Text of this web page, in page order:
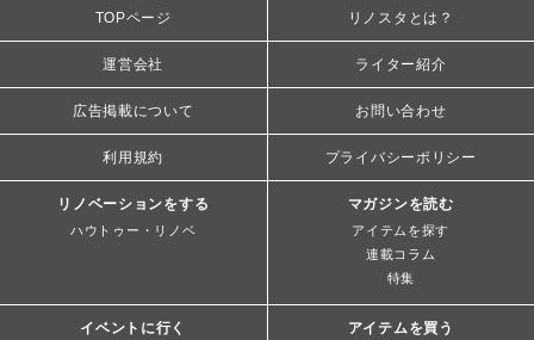
TOPページ リノスタとは？
運営会社 ライター紹介
広告掲載について お問い合わせ
利用規約 プライバシーポリシー
リノベーションをする
ハウトゥー・リノベ
マガジンを読む
アイテムを探す
連載コラム
特集
イベントに行く アイテムを買う